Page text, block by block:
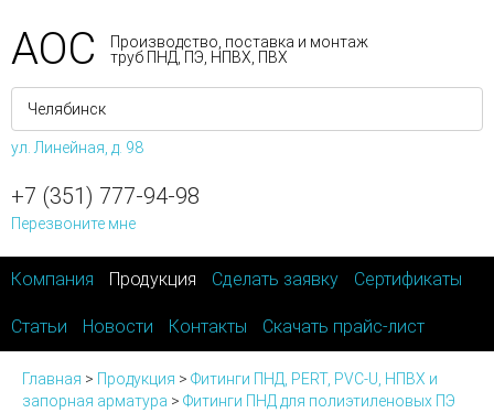
АОС
Производство, поставка и монтаж
труб ПНД, ПЭ, НПВХ, ПВХ
ул. Линейная, д. 98
+7 (351) 777-94-98
Перезвоните мне
Компания Продукция Сделать заявку Сертификаты
Статьи Новости Контакты Скачать прайс-лист
Главная > Продукция > Фитинги ПНД, PERT, PVC-U, НПВХ и
запорная арматура > Фитинги ПНД для полиэтиленовых ПЭ